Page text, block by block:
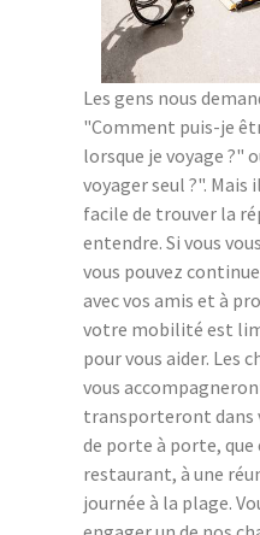
Les gens nous
"Comment puis-je
lorsque je voyage ?"
voyager seul ?".
facile de trouver la
entendre. Si vous
vous pouvez
avec vos amis et à
votre mobilité est
pour vous aider. Les
vous
transporteront
de porte à porte,
restaurant, à une
journée à la plage.